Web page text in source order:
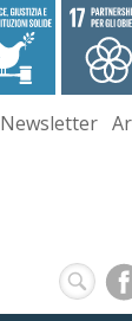
Newsletter